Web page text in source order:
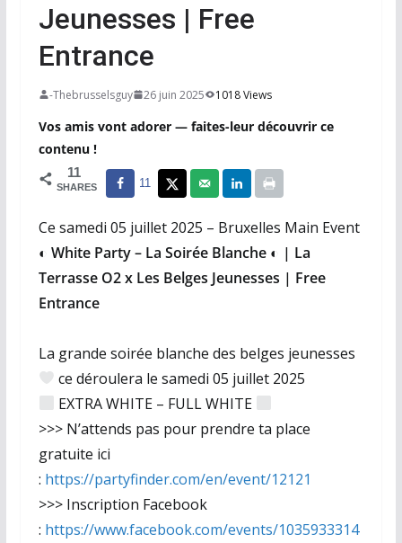
Jeunesses | Free
Entrance
-Thebrusselsguy 26 juin 2025 1018 Views
Vos amis vont adorer — faites-leur découvrir ce
contenu !
11
SHARES 11
Ce samedi 05 juillet 2025 – Bruxelles Main Event
◐ White Party – La Soirée Blanche ◐ | La
Terrasse O2 x Les Belges Jeunesses | Free
Entrance
La grande soirée blanche des belges jeunesses
ce déroulera le samedi 05 juillet 2025
EXTRA WHITE – FULL WHITE
>>> N’attends pas pour prendre ta place
gratuite ici
: https://partyfinder.com/en/event/12121
>>> Inscription Facebook
: https://www.facebook.com/events/1035933314